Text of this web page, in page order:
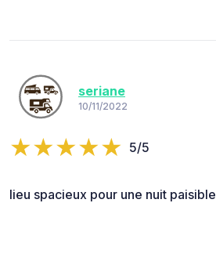
seriane
10/11/2022
5/5
lieu spacieux pour une nuit paisible